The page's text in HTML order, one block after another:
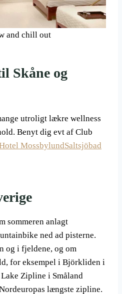
and chill out
Skåne og
utroligt lækre wellness
Benyt dig evt af Club
MossbylundSaltsjöbad
sommeren anlagt
ned ad pisterne.
og i fjeldene, og om
for eksempel i Björkliden i
Zipline i Småland
længste zipline.